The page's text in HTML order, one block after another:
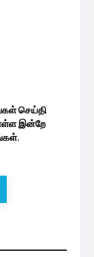
செய்தி
இன்றே